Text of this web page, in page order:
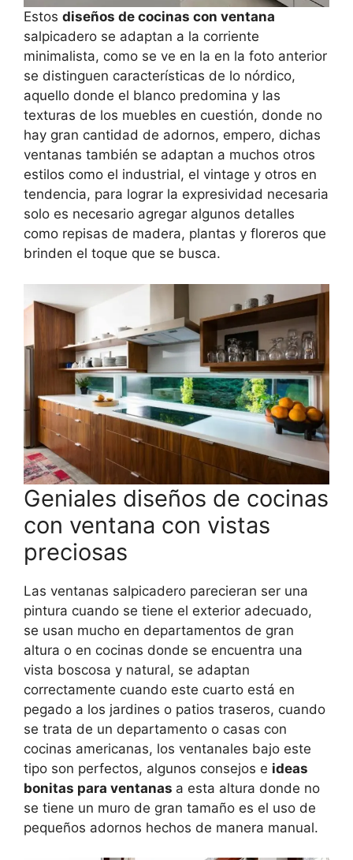
Estos diseños de cocinas con ventana
salpicadero se adaptan a la corriente
minimalista, como se ve en la en la foto anterior
se distinguen características de lo nórdico,
aquello donde el blanco predomina y las
texturas de los muebles en cuestión, donde no
hay gran cantidad de adornos, empero, dichas
ventanas también se adaptan a muchos otros
estilos como el industrial, el vintage y otros en
tendencia, para lograr la expresividad necesaria
solo es necesario agregar algunos detalles
como repisas de madera, plantas y floreros que
brinden el toque que se busca.
Geniales diseños de cocinas
con ventana con vistas
preciosas
Las ventanas salpicadero parecieran ser una
pintura cuando se tiene el exterior adecuado,
se usan mucho en departamentos de gran
altura o en cocinas donde se encuentra una
vista boscosa y natural, se adaptan
correctamente cuando este cuarto está en
pegado a los jardines o patios traseros, cuando
se trata de un departamento o casas con
cocinas americanas, los ventanales bajo este
tipo son perfectos, algunos consejos e ideas
bonitas para ventanas a esta altura donde no
se tiene un muro de gran tamaño es el uso de
pequeños adornos hechos de manera manual.